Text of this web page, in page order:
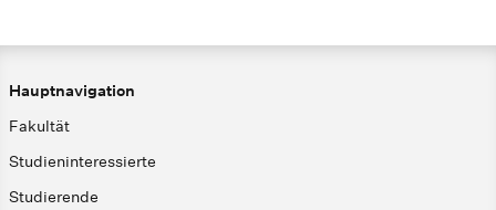
Hauptnavigation
Fakultät
Studieninteressierte
Studierende